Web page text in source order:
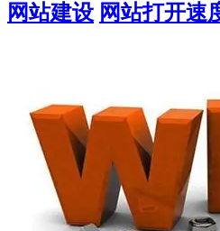
网站建设 网站打开速